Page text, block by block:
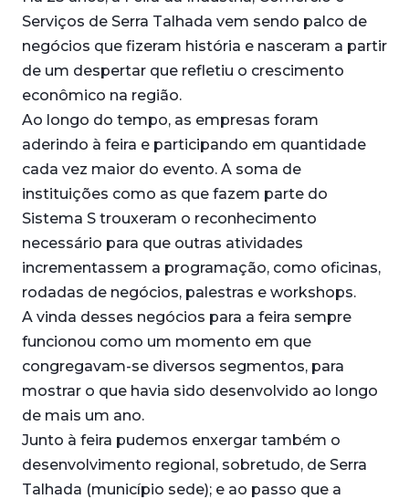
Serviços de Serra Talhada vem sendo palco de
negócios que fizeram história e nasceram a partir
de um despertar que refletiu o crescimento
econômico na região.
Ao longo do tempo, as empresas foram
aderindo à feira e participando em quantidade
cada vez maior do evento. A soma de
instituições como as que fazem parte do
Sistema S trouxeram o reconhecimento
necessário para que outras atividades
incrementassem a programação, como oficinas,
rodadas de negócios, palestras e workshops.
A vinda desses negócios para a feira sempre
funcionou como um momento em que
congregavam-se diversos segmentos, para
mostrar o que havia sido desenvolvido ao longo
de mais um ano.
Junto à feira pudemos enxergar também o
desenvolvimento regional, sobretudo, de Serra
Talhada (município sede); e ao passo que a